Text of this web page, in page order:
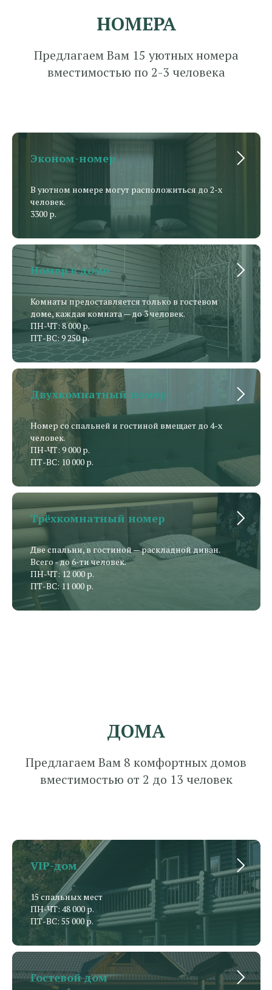
НОМЕРА
Предлагаем Вам 15 уютных номера
вместимостью по 2-3 человека
Эконом-номер
В уютном номере могут расположиться до 2-х
человек.
3300 р.
Номер в доме
Комнаты предоставляется только в гостевом
доме, каждая комната — до 3 человек.
ПН-ЧТ: 8 000 р.
ПТ-ВС: 9 250 р.
Двухкомнатный номер
Номер со спальней и гостиной вмещает до 4-х
человек.
ПН-ЧТ: 9 000 р.
ПТ-ВС: 10 000 р.
Трёхкомнатный номер
Две спальни, в гостиной — раскладной диван.
Всего - до 6-ти человек.
ПН-ЧТ: 12 000 р.
ПТ-ВС: 11 000 р.
ДОМА
Предлагаем Вам 8 комфортных домов
вместимостью от 2 до 13 человек
VIP-дом
15 спальных мест
ПН-ЧТ: 48 000 р.
ПТ-ВС: 55 000 р.
Гостевой дом